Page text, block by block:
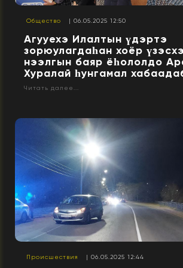
Общество | 06.05.2025 12:50
Агууехэ Илалтын үдэртэ
зорюулагдаһан хоёр
нээлгын баяр ёһололдо
Хуралай һунгамал
Читать далее...
Происшествия | 06.05.2025 12:44